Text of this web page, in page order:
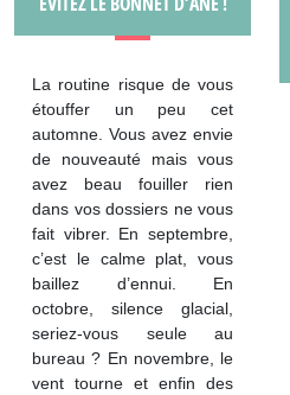
La routine risque de vous
étouffer un peu cet
automne. Vous avez envie
de nouveauté mais vous
avez beau fouiller rien
dans vos dossiers ne vous
fait vibrer. En septembre,
c’est le calme plat, vous
baillez d’ennui. En
octobre, silence glacial,
seriez-vous seule au
bureau ? En novembre, le
vent tourne et enfin des